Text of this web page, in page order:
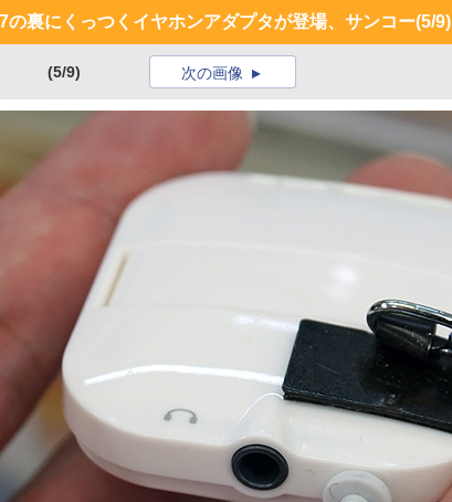
の裏にくっつくイヤホンアダプタが登場、サンコー(5/9)
(5/9) 次の画像